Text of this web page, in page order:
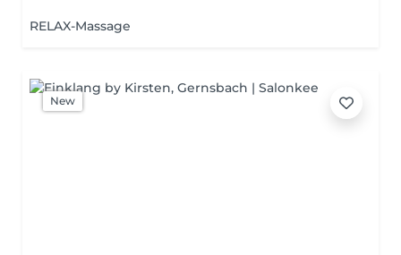
RELAX-Massage
New